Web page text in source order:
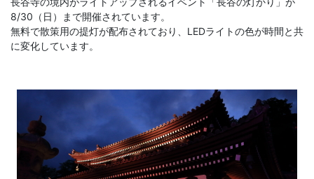
8/30（日）まで開催されています。
無料で散策用の提灯が配布されており、LEDライトの色が時間と共
に変化しています。